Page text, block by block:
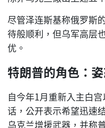
尽管泽连斯基称俄罗斯
待般顺利，但乌军高层
优。
特朗普的角色：
自今年1月重新入主白
话，公开表示希望迅速
乌克兰增援武器，并称